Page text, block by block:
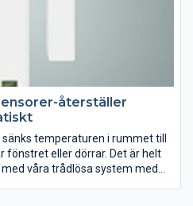
återställer
temperaturen i rummet till
fönstret eller dörrar. Det är helt
våra trådlösa system med